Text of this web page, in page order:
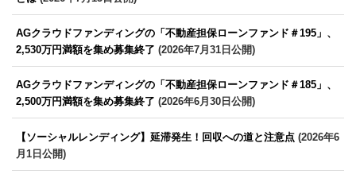
AGクラウドファンディングの「不動産担保ローンファンド＃195」、
2,530万円満額を集め募集終了 (2026年7月31日公開)
AGクラウドファンディングの「不動産担保ローンファンド＃185」、
2,500万円満額を集め募集終了 (2026年6月30日公開)
【ソーシャルレンディング】延滞発生！回収への道と注意点 (2026年6
月1日公開)